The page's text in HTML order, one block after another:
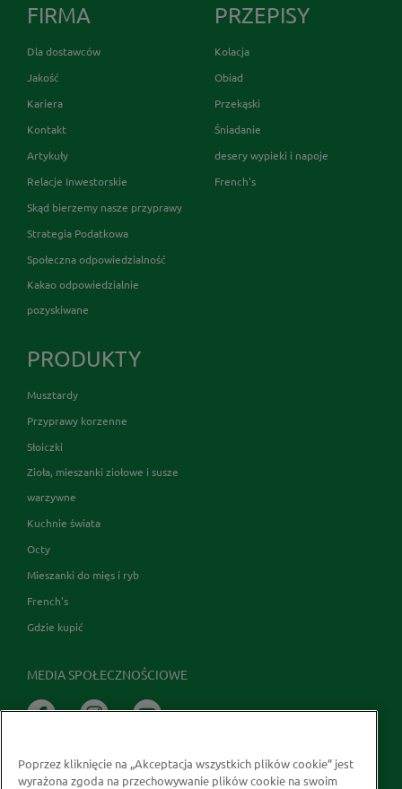
FIRMA
Dla dostawców
Jakość
Kariera
Kontakt
Artykuły
Relacje Inwestorskie
Skąd bierzemy nasze przyprawy
Strategia Podatkowa
Społeczna odpowiedzialność
Kakao odpowiedzialnie
pozyskiwane
PRZEPISY
Kolacja
Obiad
Przekąski
Śniadanie
desery wypieki i napoje
French's
PRODUKTY
Musztardy
Przyprawy korzenne
Słoiczki
Zioła, mieszanki ziołowe i susze
warzywne
Kuchnie świata
Octy
Mieszanki do mięs i ryb
French's
Gdzie kupić
MEDIA SPOŁECZNOŚCIOWE
Poprzez kliknięcie na „Akceptacja wszystkich plików cookie” jest
wyrażona zgoda na przechowywanie plików cookie na swoim